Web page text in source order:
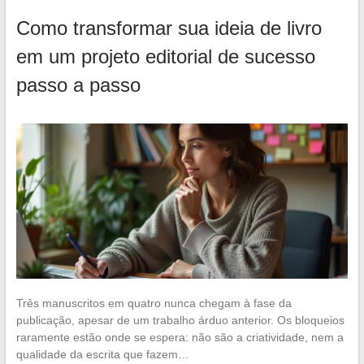
Como transformar sua ideia de livro
em um projeto editorial de sucesso
passo a passo
Três manuscritos em quatro nunca chegam à fase da
publicação, apesar de um trabalho árduo anterior. Os bloqueios
raramente estão onde se espera: não são a criatividade, nem a
qualidade da escrita que fazem…